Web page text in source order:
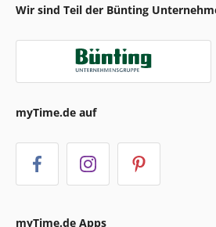
Wir sind Teil der Bünting
myTime.de auf
myTime.de Apps